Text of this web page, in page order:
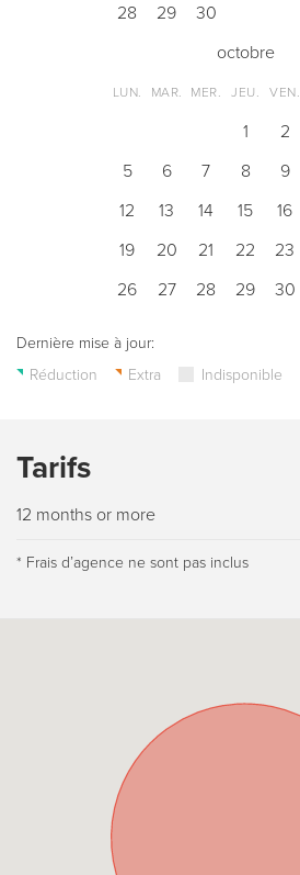
28
29
30
octobre
LUN. MAR. MER. JEU. VEN.
1 2
5
6 7 8 9
12
13 14 15 16
19
20 21 22 23
26
27 28 29 30
Dernière mise à jour:
Réduction
Extra Indisponible
Tarifs
12 months or more
* Frais dʼagence ne sont pas inclus